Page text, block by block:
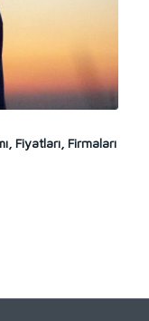
Fiyatları, Firmaları